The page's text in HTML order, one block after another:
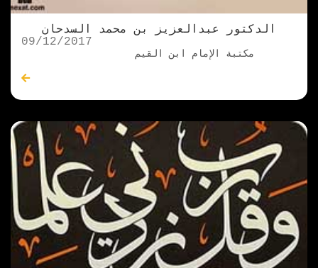
الدكتور عبدالعزيز بن محمد السدحان
09/12/2017
مكتبة الإمام ابن القيم